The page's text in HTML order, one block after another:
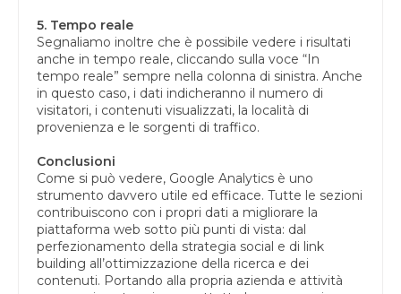
5. Tempo reale
Segnaliamo inoltre che è possibile vedere i risultati
anche in tempo reale, cliccando sulla voce “In
tempo reale” sempre nella colonna di sinistra. Anche
in questo caso, i dati indicheranno il numero di
visitatori, i contenuti visualizzati, la località di
provenienza e le sorgenti di traffico.
Conclusioni
Come si può vedere, Google Analytics è uno
strumento davvero utile ed efficace. Tutte le sezioni
contribuiscono con i propri dati a migliorare la
piattaforma web sotto più punti di vista: dal
perfezionamento della strategia social e di link
building all’ottimizzazione della ricerca e dei
contenuti. Portando alla propria azienda e attività